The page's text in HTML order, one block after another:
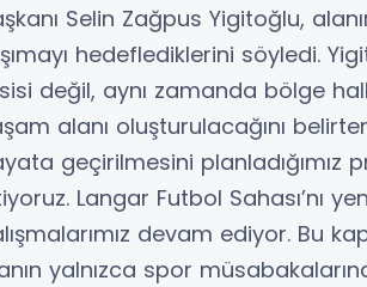
Selin Zağpus Yigitoğlu,
hedeflediklerini söyledi.
değil, aynı zamanda bölge
alanı oluşturulacağını
geçirilmesini planladığımız
Langar Futbol Sahası’nı
devam ediyor. Bu
yalnızca spor